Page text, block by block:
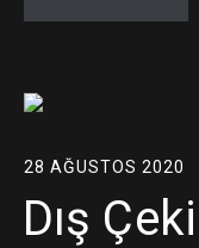
28 AĞUSTOS 2020
Dış